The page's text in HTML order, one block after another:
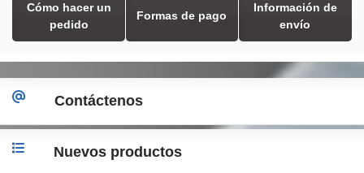
Cómo hacer un
pedido
Formas de pago
Información de
envío
Contáctenos
Nuevos productos